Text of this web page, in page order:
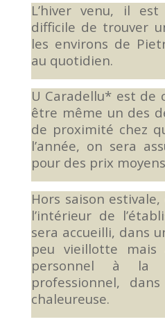
L’hiver venu, il
difficile de trouver
les environs de
au quotidien.
U Caradellu* est de
être même un des
de proximité chez
l’année, on sera
pour des prix
Hors saison
l’intérieur de
sera accueilli, dans
peu vieillotte mais
personnel à la
professionnel,
chaleureuse.